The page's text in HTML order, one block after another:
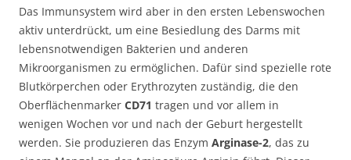
Das Immunsystem wird aber in den ersten Lebenswochen
aktiv unterdrückt, um eine Besiedlung des Darms mit
lebensnotwendigen Bakterien und anderen
Mikroorganismen zu ermöglichen. Dafür sind spezielle rote
Blutkörperchen oder Erythrozyten zuständig, die den
Oberflächenmarker CD71 tragen und vor allem in
wenigen Wochen vor und nach der Geburt hergestellt
werden. Sie produzieren das Enzym Arginase-2, das zu